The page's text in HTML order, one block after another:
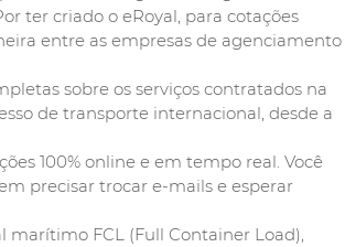
ter criado o eRoyal, para cotações
entre as empresas de agenciamento
sobre os serviços contratados na
de transporte internacional, desde a
100% online e em tempo real. Você
precisar trocar e-mails e esperar
FCL (Full Container Load),